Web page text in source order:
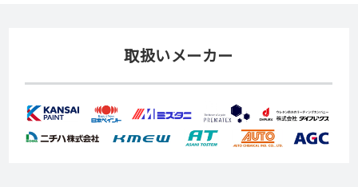
取扱いメーカー